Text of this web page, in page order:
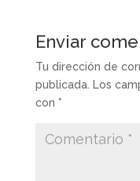
Enviar
Tu dirección de
publicada. Los
con *